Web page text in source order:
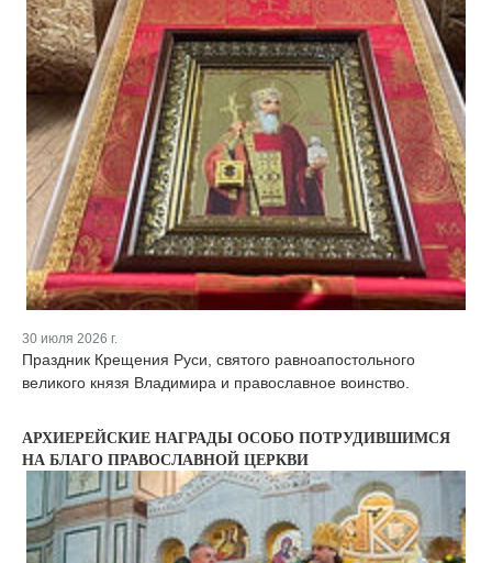
30 июля 2026 г.
Праздник Крещения Руси, святого равноапостольного
великого князя Владимира и православное воинство.
АРХИЕРЕЙСКИЕ НАГРАДЫ ОСОБО ПОТРУДИВШИМСЯ
НА БЛАГО ПРАВОСЛАВНОЙ ЦЕРКВИ